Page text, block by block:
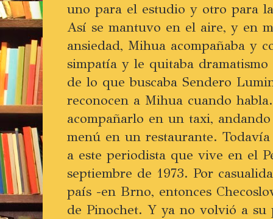
uno para el estudio y otro para
Así se mantuvo en el aire, y en
ansiedad, Mihua acompañaba y
simpatía y le quitaba
de lo que buscaba Sendero
reconocen a Mihua cuando
acompañarlo en un taxi,
menú en un restaurante.
a este periodista que vive en el
septiembre de 1973. Por
país -en Brno, entonces
de Pinochet. Y ya no volvió a su